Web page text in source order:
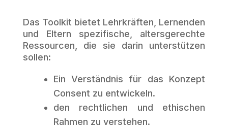
Das Toolkit bietet Lehrkräften, Lernenden
und Eltern spezifische, altersgerechte
Ressourcen, die sie darin unterstützen
sollen:
Ein Verständnis für das Konzept
Consent zu entwickeln.
den rechtlichen und ethischen
Rahmen zu verstehen.